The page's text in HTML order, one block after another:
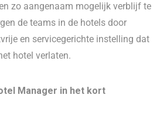
zo aangenaam mogelijk verblijf te
de teams in de hotels door
en servicegerichte instelling dat
hotel verlaten.
Manager in het kort